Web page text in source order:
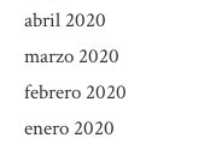
abril 2020
marzo 2020
febrero 2020
enero 2020